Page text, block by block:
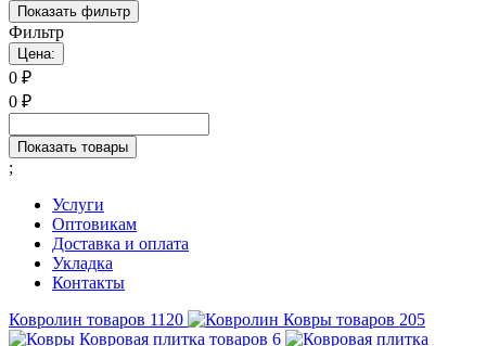
Показать фильтр
Фильтр
Цена:
0 ₽
0 ₽
Показать товары
;
Услуги
Оптовикам
Доставка и оплата
Укладка
Контакты
Ковролин товаров 1120 Ковры товаров 205
Ковровая плитка товаров 6